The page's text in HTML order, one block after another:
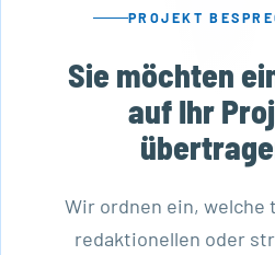
PROJEKT
Sie möchten
auf Ihr
Wir ordnen ein, welche
redaktionellen oder